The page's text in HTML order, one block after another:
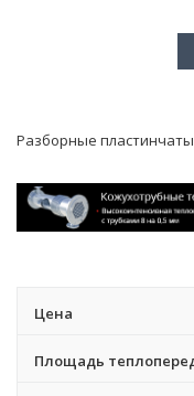
Разборные
Цена
Площадь